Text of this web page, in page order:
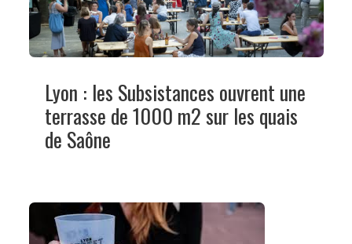
Lyon : les Subsistances ouvrent une
terrasse de 1000 m2 sur les quais
de Saône